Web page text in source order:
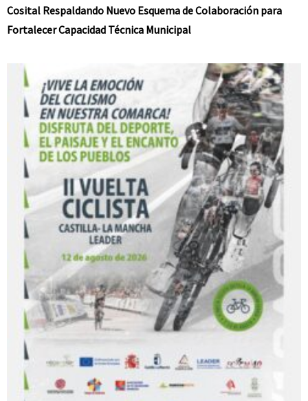
Cosital Respaldando Nuevo Esquema de Colaboración para
Fortalecer Capacidad Técnica Municipal